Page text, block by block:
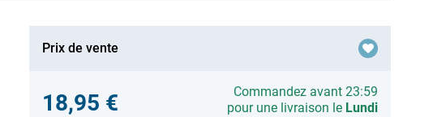
Prix de vente
18,95 €
Commandez avant 23:59
pour une livraison le Lundi